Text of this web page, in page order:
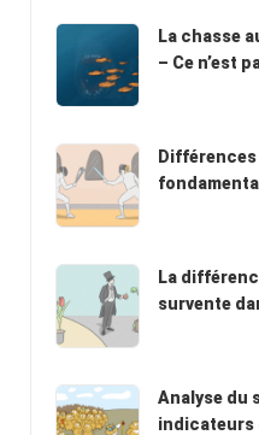
La chasse
– Ce n’est
Différences
La
survente
Analyse du
indicateurs